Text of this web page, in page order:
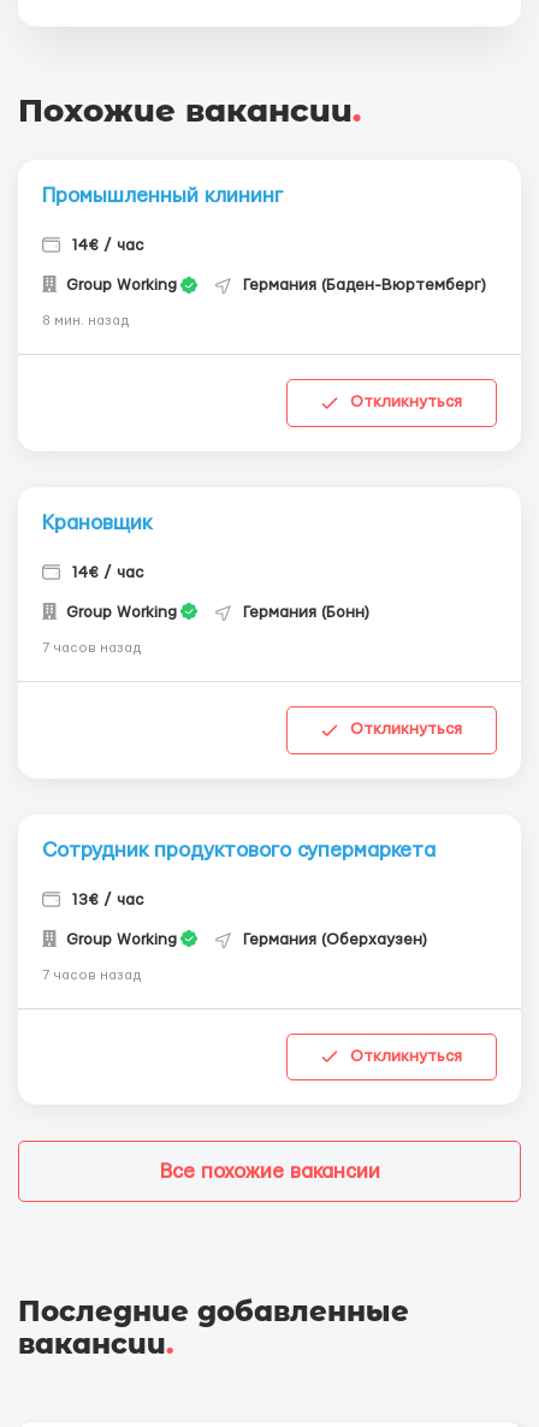
Похожие вакансии.
Промышленный клининг
14€ / час
Group Working Германия (Баден-Вюртемберг)
8 мин. назад
Откликнуться
Крановщик
14€ / час
Group Working Германия (Бонн)
7 часов назад
Откликнуться
Сотрудник продуктового супермаркета
13€ / час
Group Working Германия (Оберхаузен)
7 часов назад
Откликнуться
Все похожие вакансии
Последние добавленные
вакансии.